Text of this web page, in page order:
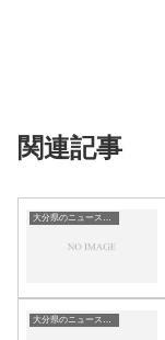
関連記事
大分県のニュース一覧
大分県のニュース一覧